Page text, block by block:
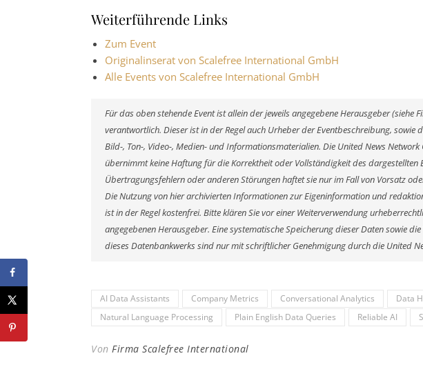
Weiterführende Links
Zum Event
Originalinserat von Scalefree International GmbH
Alle Events von Scalefree International GmbH
Für das oben stehende Event ist allein der jeweils angegebene Herausgeber (siehe
verantwortlich. Dieser ist in der Regel auch Urheber der Eventbeschreibung, sowie
Bild-, Ton-, Video-, Medien- und Informationsmaterialien. Die United News Network
übernimmt keine Haftung für die Korrektheit oder Vollständigkeit des dargestellten
Übertragungsfehlern oder anderen Störungen haftet sie nur im Fall von Vorsatz
Die Nutzung von hier archivierten Informationen zur Eigeninformation und
ist in der Regel kostenfrei. Bitte klären Sie vor einer Weiterverwendung
angegebenen Herausgeber. Eine systematische Speicherung dieser Daten sowie
dieses Datenbankwerks sind nur mit schriftlicher Genehmigung durch die United
AI Data Assistants Company Metrics Conversational Analytics Data
Natural Language Processing
Plain English Data Queries Reliable AI
Von Firma Scalefree International